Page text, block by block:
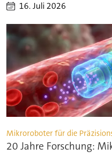
16. Juli 2026
Mikroroboter für die
20 Jahre Forschung: